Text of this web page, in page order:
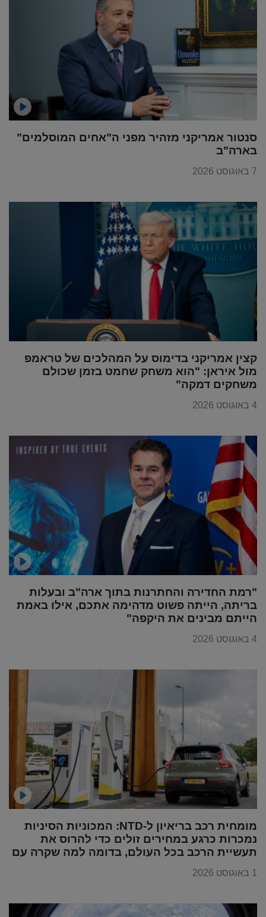
סנטור אמריקני מזהיר מפני ה"אחים המוסלמים"
בארה"ב
7 באוגוסט 2026
קצין אמריקני בדימוס על המהלכים של טראמפ
מול איראן: "הוא משחק שחמט בזמן שכולם
משחקים דמקה"
4 באוגוסט 2026
"רמת החדירה והחתרנות בתוך ארה"ב ובעלות
בריתה, הייתה פשוט מדהימה אתכם, אילו באמת
הייתם מבינים את היקפה"
4 באוגוסט 2026
מומחית רכב בריאיון ל-NTD: המכוניות הסיניות
נמכרות כרגע במחירים זולים כדי להרוס את
תעשיית הרכב בכל העולם, בדומה למה שקרה עם
1 באוגוסט 2026